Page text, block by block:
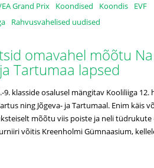
Grand Prix Koondised Koondis
EVF
Rahvusvahelised uudised
omavahel mõõtu
Tartumaa lapsed
9. klasside osalusel mängitav Kooliliiga
ning Jõgeva- ja Tartumaal. Enim käis
mõõtu viis poiste ja neli tüdrukute
võitis Kreenholmi Gümnaasium,